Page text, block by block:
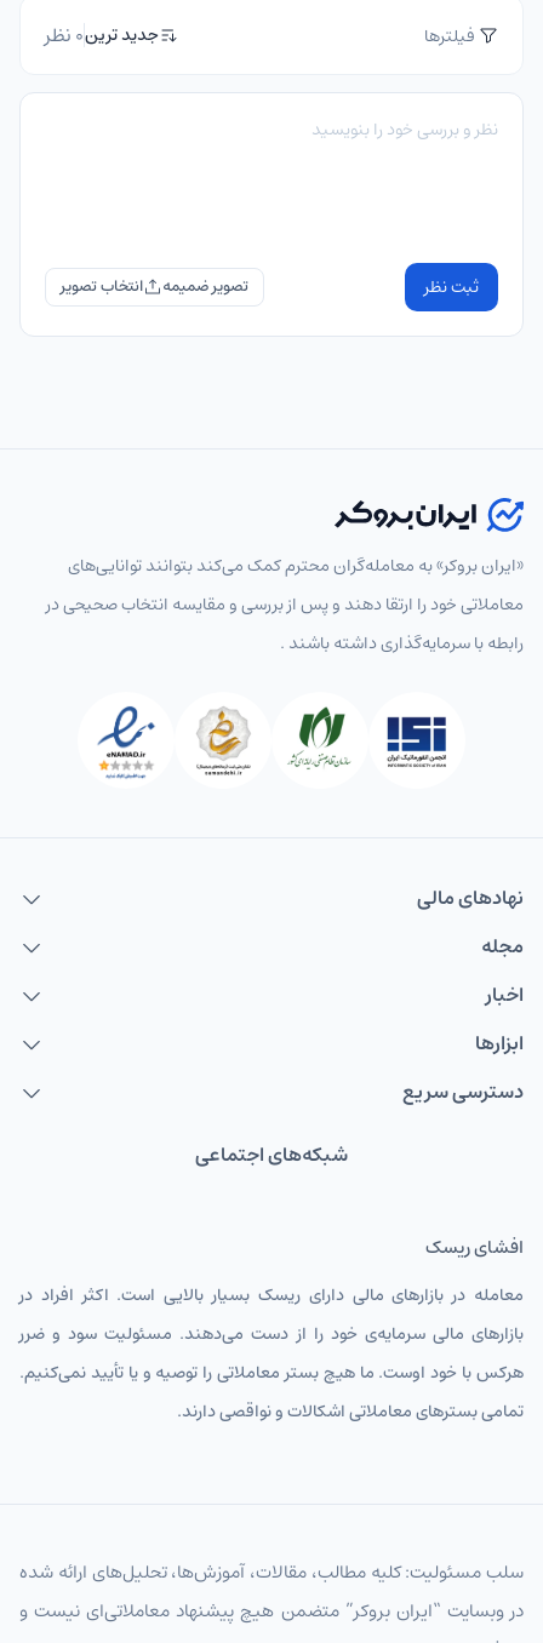
فیلترها جدید ترین0 نظر
ثبت نظر تصویر ضمیمه
«ایران بروکر» به معامله‌گران محترم کمک می‌کند بتوانند توانایی‌های
معاملاتی خود را ارتقا دهند و پس از بررسی و مقایسه انتخاب‌ صحیحی در
رابطه با سرمایه‌گذاری داشته باشند .
نهاد‌های مالی
مجله
اخبار
ابزارها
دسترسی سریع
شبکه‌های اجتماعی
افشای ریسک
معامله در بازارهای مالی دارای ریسک بسیار بالایی است. اکثر افراد در
بازارهای مالی سرمایه‌ی خود را از دست می‌دهند. مسئولیت سود و ضرر
هرکس با خود اوست. ما هیچ بستر معاملاتی را توصیه و یا تأیید نمی‌کنیم.
تمامی بسترهای معاملاتی اشکالات و نواقصی دارند.
سلب مسئولیت: کلیه مطالب، مقالات، آموزش‌ها، تحلیل‌های ارائه شده
در وبسایت “ایران بروکر” متضمن هیچ پیشنهاد معاملاتی‌ای نیست و